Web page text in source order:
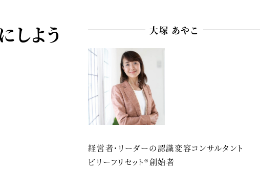
しよう 大塚 あやこ
経営者・リーダーの認識変容コンサルタント
ビリーフリセット®創始者